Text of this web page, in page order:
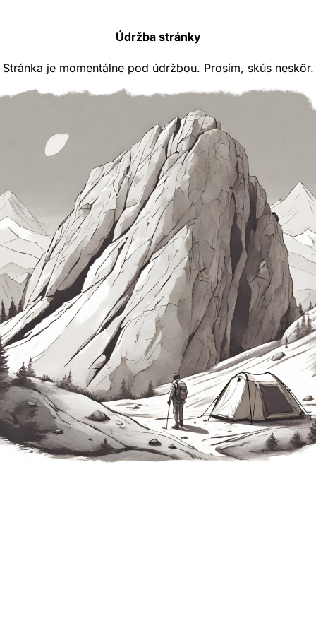
Údržba stránky
Stránka je momentálne pod údržbou. Prosím, skús neskôr.